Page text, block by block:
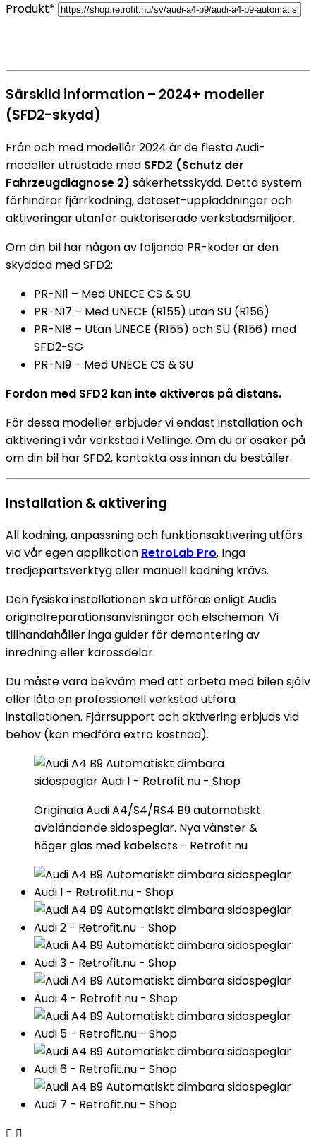
Produkt*
Särskild information – 2024+ modeller
(SFD2-skydd)
Från och med modellår 2024 är de flesta Audi-
modeller utrustade med SFD2 (Schutz der
Fahrzeugdiagnose 2) säkerhetsskydd. Detta system
förhindrar fjärrkodning, dataset-uppladdningar och
aktiveringar utanför auktoriserade verkstadsmiljöer.
Om din bil har någon av följande PR-koder är den
skyddad med SFD2:
PR-NI1 – Med UNECE CS & SU
PR-NI7 – Med UNECE (R155) utan SU (R156)
PR-NI8 – Utan UNECE (R155) och SU (R156) med
SFD2-SG
PR-NI9 – Med UNECE CS & SU
Fordon med SFD2 kan inte aktiveras på distans.
För dessa modeller erbjuder vi endast installation och
aktivering i vår verkstad i Vellinge. Om du är osäker på
om din bil har SFD2, kontakta oss innan du beställer.
Installation & aktivering
All kodning, anpassning och funktionsaktivering utförs
via vår egen applikation RetroLab Pro. Inga
tredjepartsverktyg eller manuell kodning krävs.
Den fysiska installationen ska utföras enligt Audis
originalreparationsanvisningar och elscheman. Vi
tillhandahåller inga guider för demontering av
inredning eller karossdelar.
Du måste vara bekväm med att arbeta med bilen själv
eller låta en professionell verkstad utföra
installationen. Fjärrsupport och aktivering erbjuds vid
behov (kan medföra extra kostnad).
Originala Audi A4/S4/RS4 B9 automatiskt
avbländande sidospeglar. Nya vänster &
höger glas med kabelsats - Retrofit.nu
 